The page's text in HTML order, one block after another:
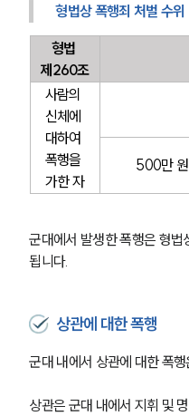
형법상 폭행죄 처벌 수위
형법
제260조
사람의
신체에
대하여
폭행을
가한 자
500만 원
군대에서 발생한 폭행은 형법
됩니다.
상관에 대한 폭행
군대 내에서 상관에 대한 폭
상관은 군대 내에서 지휘 및